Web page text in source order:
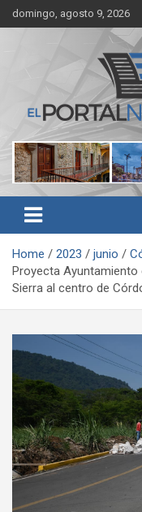
Skip
to
domingo, agosto 9, 2026
El Portal
Noticias de Córdoba,
Home 2023 junio
Proyecta
Sierra al centro de